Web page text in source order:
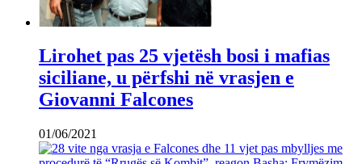
Lirohet pas 25 vjetësh bosi i mafias
siciliane, u përfshi në vrasjen e
Giovanni Falcones
01/06/2021